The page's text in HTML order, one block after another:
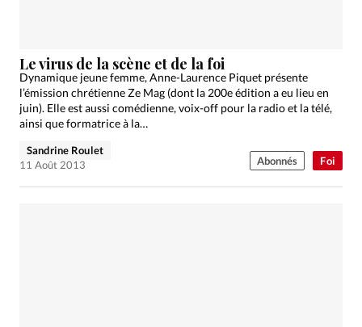
Foi
Le virus de la scène et de la foi
Dynamique jeune femme, Anne-Laurence Piquet présente
l’émission chrétienne Ze Mag (dont la 200e édition a eu lieu en
juin). Elle est aussi comédienne, voix-off pour la radio et la télé,
ainsi que formatrice à la…
Sandrine Roulet
11 Août 2013
Abonnés